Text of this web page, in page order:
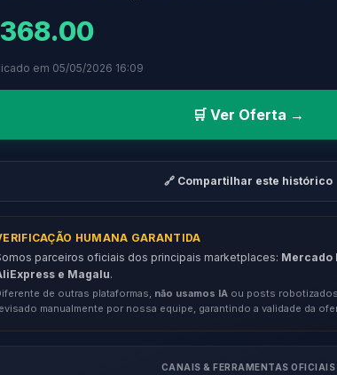
em 05/05/2026 16:09
🛒 Ver Oferta →
🔗 Compartilhar este histórico
HUMANA GARANTIDA
parceiros oficiais dos principais marketplaces: Mercado
e Magalu.
de outras plataformas, não usamos IA ou posts
manualmente por nossa equipe, garantindo a validade da
CANAIS & FERRAMENTAS OFICIAIS